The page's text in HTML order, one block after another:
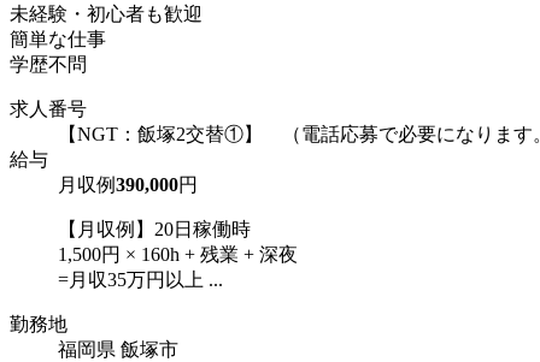
未経験・初心者も歓迎
簡単な仕事
学歴不問
求人番号
【NGT：飯塚2交替①】 （電話応募で必要になります
給与
月収例390,000円
【月収例】20日稼働時
1,500円 × 160h + 残業 + 深夜
=月収35万円以上 ...
勤務地
福岡県 飯塚市